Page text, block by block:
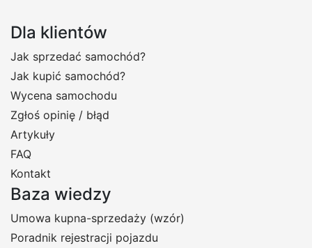
Dla klientów
Jak sprzedać samochód?
Jak kupić samochód?
Wycena samochodu
Zgłoś opinię / błąd
Artykuły
FAQ
Kontakt
Baza wiedzy
Umowa kupna-sprzedaży (wzór)
Poradnik rejestracji pojazdu